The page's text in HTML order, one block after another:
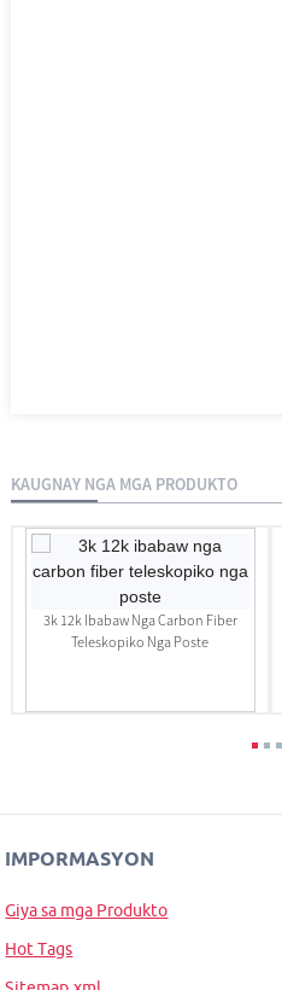
KAUGNAY NGA MGA PRODUKTO
3k 12k Ibabaw Nga Carbon Fiber
Teleskopiko Nga Poste
IMPORMASYON
Giya sa mga Produkto
Hot Tags